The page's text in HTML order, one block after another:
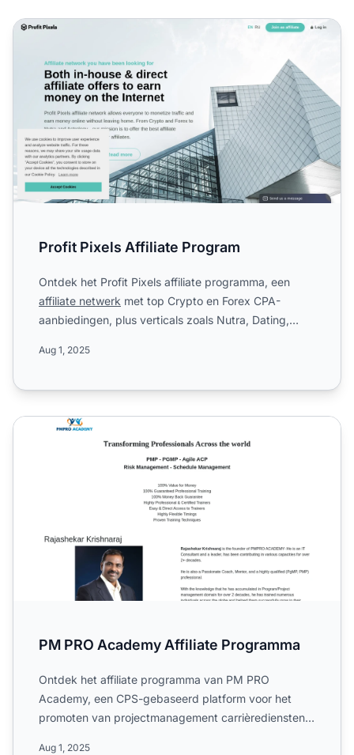
Profit Pixels Affiliate Program
Profit Pixels Affiliate Program
Ontdek het Profit Pixels affiliate programma, een
affiliate netwerk met top Crypto en Forex CPA-
aanbiedingen, plus verticals zoals Nutra, Dating,
Aug 1, 2025
PM PRO Academy Affiliate Programma
PM PRO Academy Affiliate Programma
Ontdek het affiliate programma van PM PRO
Academy, een CPS-gebaseerd platform voor het
promoten van projectmanagement carrièrediensten
Aug 1, 2025